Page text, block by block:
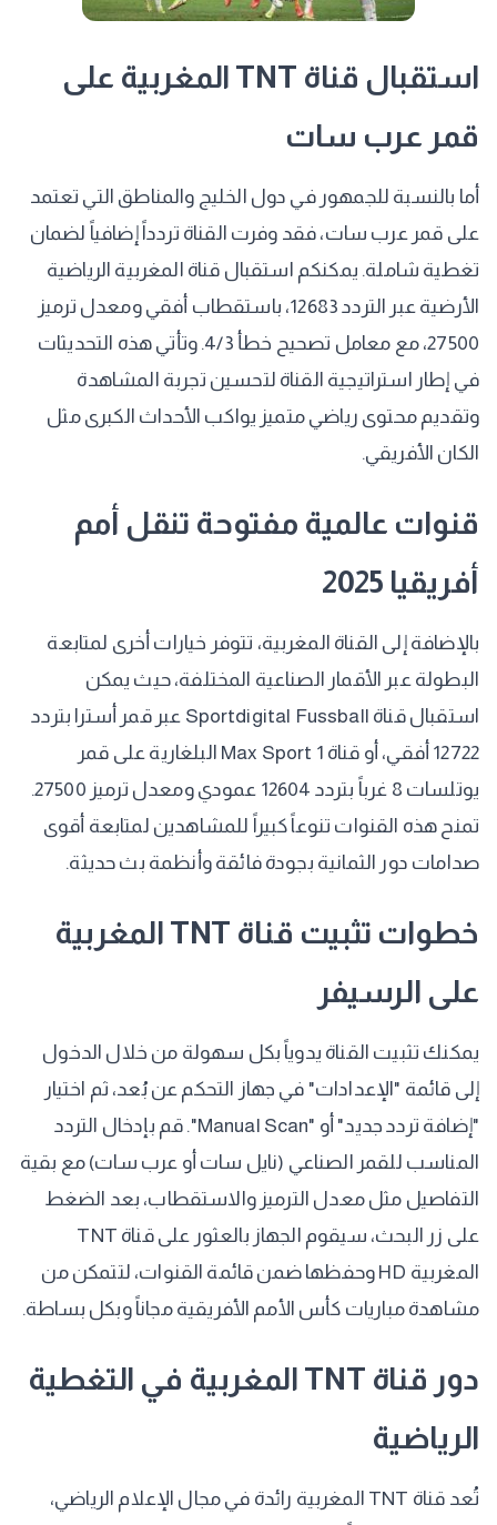
​استقبال قناة TNT المغربية على
قمر عرب سات
​أما بالنسبة للجمهور في دول الخليج والمناطق التي تعتمد
على قمر عرب سات، فقد وفرت القناة تردداً إضافياً لضمان
تغطية شاملة. يمكنكم استقبال قناة المغربية الرياضية
الأرضية عبر التردد 12683، باستقطاب أفقي ومعدل ترميز
27500، مع معامل تصحيح خطأ 4/3. وتأتي هذه التحديثات
في إطار استراتيجية القناة لتحسين تجربة المشاهدة
وتقديم محتوى رياضي متميز يواكب الأحداث الكبرى مثل
الكان الأفريقي.
​قنوات عالمية مفتوحة تنقل أمم
أفريقيا 2025
​بالإضافة إلى القناة المغربية، تتوفر خيارات أخرى لمتابعة
البطولة عبر الأقمار الصناعية المختلفة، حيث يمكن
استقبال قناة Sportdigital Fussball عبر قمر أسترا بتردد
12722 أفقي، أو قناة Max Sport 1 البلغارية على قمر
يوتلسات 8 غرباً بتردد 12604 عمودي ومعدل ترميز 27500.
تمنح هذه القنوات تنوعاً كبيراً للمشاهدين لمتابعة أقوى
صدامات دور الثمانية بجودة فائقة وأنظمة بث حديثة.
​خطوات تثبيت قناة TNT المغربية
على الرسيفر
​يمكنك تثبيت القناة يدوياً بكل سهولة من خلال الدخول
إلى قائمة "الإعدادات" في جهاز التحكم عن بُعد، ثم اختيار
"إضافة تردد جديد" أو "Manual Scan". قم بإدخال التردد
المناسب للقمر الصناعي (نايل سات أو عرب سات) مع بقية
التفاصيل مثل معدل الترميز والاستقطاب، بعد الضغط
على زر البحث، سيقوم الجهاز بالعثور على قناة TNT
المغربية HD وحفظها ضمن قائمة القنوات، لتتمكن من
مشاهدة مباريات كأس الأمم الأفريقية مجاناً وبكل بساطة.
​دور قناة TNT المغربية في التغطية
الرياضية
​تُعد قناة TNT المغربية رائدة في مجال الإعلام الرياضي،